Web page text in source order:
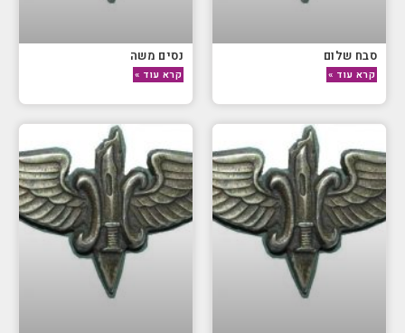
סבח שלום
קרא עוד »
נסים משה
קרא עוד »